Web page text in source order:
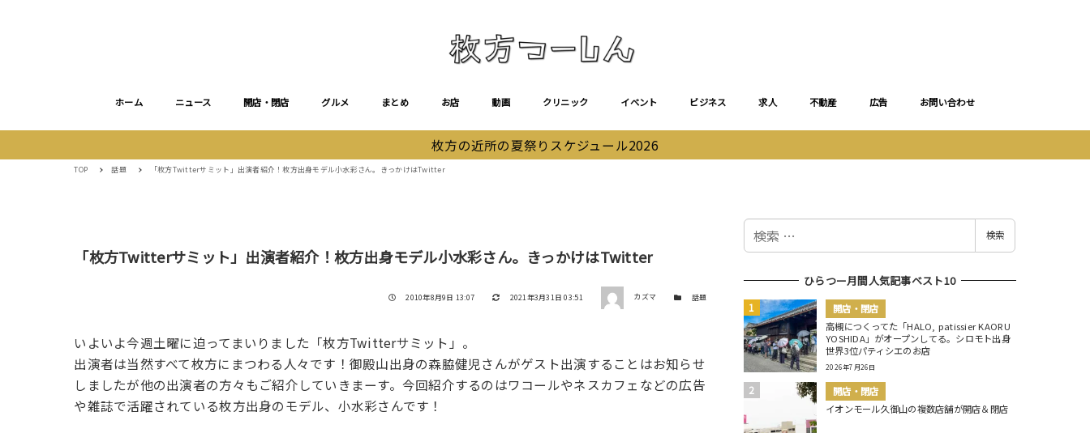
ホーム ニュース 開店・閉店 グルメ まとめ お店 動画 クリニック イベント ビジネス 求人 不動産 広告 お問い合わせ
枚方の近所の夏祭りスケジュール2026
TOP 話題 「枚方Twitterサミット」出演者紹介！枚方出身モデル小水彩さん。きっかけはTwitter
「枚方Twitterサミット」出演者紹介！枚方出身モデル小水彩さん。きっかけはTwitter
投稿日
2010年8月9日 13:07 更新日
2021年3月31日 03:51 著者 カズマ カテゴリー
話題
いよいよ今週土曜に迫ってまいりました「枚方Twitterサミット」。
出演者は当然すべて枚方にまつわる人々です！御殿山出身の森脇健児さんがゲスト出演することはお知らせ
しましたが他の出演者の方々もご紹介していきまーす。今回紹介するのはワコールやネスカフェなどの広告
や雑誌で活躍されている枚方出身のモデル、小水彩さんです！
検
検索
ひらつー月間人気記事ベスト10
開店・閉店
高槻につくってた「HALO, patissier KAORU
YOSHIDA」がオープンしてる。シロモト出身
世界3位パティシエのお店
2026年7月26日
開店・閉店
イオンモール久御山の複数店舗が開店＆閉店